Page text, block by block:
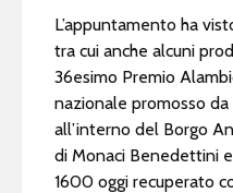
L’appuntamento ha
tra cui anche alcuni
36esimo Premio
nazionale promosso
all’interno del Borgo
di Monaci Benedettini
1600 oggi recuperato